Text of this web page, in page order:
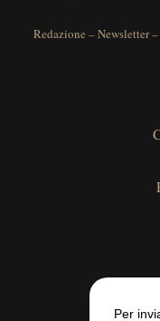
Redazione –Newsletter–
Per